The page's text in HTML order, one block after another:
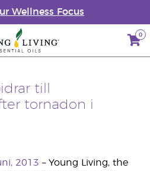
Wellness Focus
0
till
tornadon i
2013 – Young Living, the